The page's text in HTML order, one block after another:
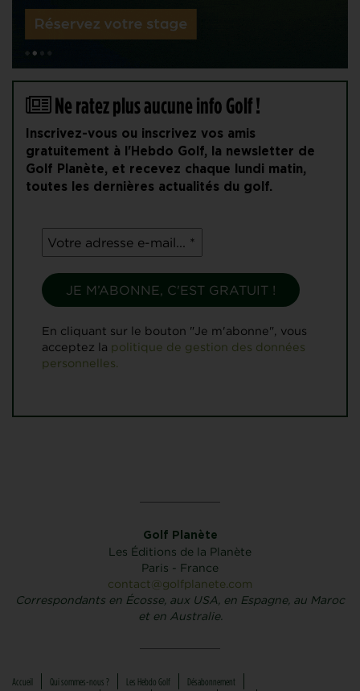
Ne ratez plus aucune info Golf !
Inscrivez-vous ou inscrivez vos amis
gratuitement à l'Hebdo Golf, la newsletter de
Golf Planète, et recevez chaque lundi matin,
toutes les dernières actualités du golf.
En cliquant sur le bouton "Je m'abonne", vous
acceptez la politique de gestion des données
personnelles.
Golf Planète
Les Éditions de la Planète
Paris - France
contact@golfplanete.com
Correspondants en Écosse, aux USA, en Espagne, au Maroc
et en Australie.
Accueil Qui sommes-nous ? Les Hebdo Golf Désabonnement